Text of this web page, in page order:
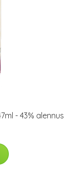
- 43% alennus